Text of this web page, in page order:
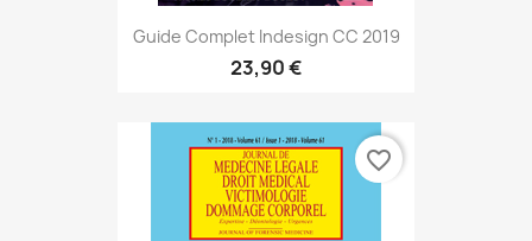
Guide Complet Indesign CC 2019
23,90 €
favorite_border